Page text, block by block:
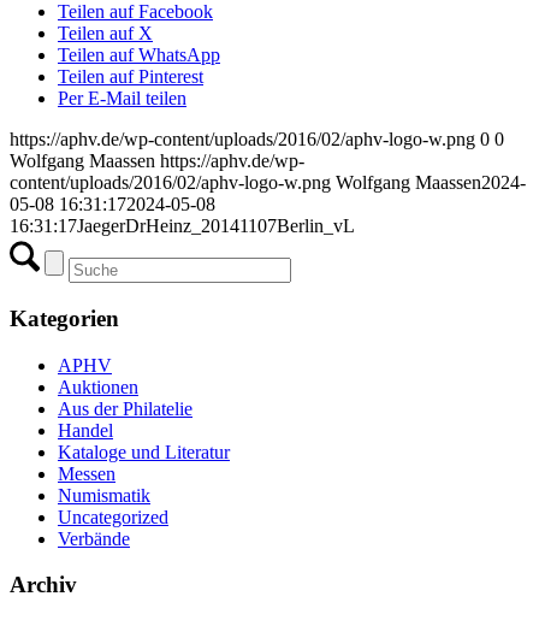
Teilen auf Facebook
Teilen auf X
Teilen auf WhatsApp
Teilen auf Pinterest
Per E-Mail teilen
https://aphv.de/wp-content/uploads/2016/02/aphv-logo-w.png 0 0
Wolfgang Maassen https://aphv.de/wp-
content/uploads/2016/02/aphv-logo-w.png Wolfgang Maassen2024-
05-08 16:31:172024-05-08
16:31:17JaegerDrHeinz_20141107Berlin_vL
Kategorien
APHV
Auktionen
Aus der Philatelie
Handel
Kataloge und Literatur
Messen
Numismatik
Uncategorized
Verbände
Archiv